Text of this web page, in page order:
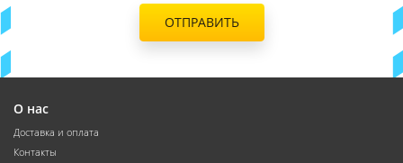
ОТПРАВИТЬ
О нас
Доставка и оплата
Контакты